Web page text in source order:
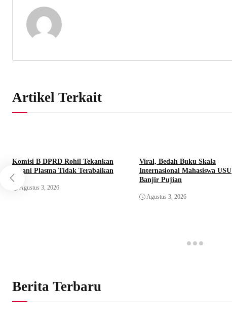
Artikel Terkait
Komisi B DPRD Rohil Tekankan
Petani Plasma Tidak Terabaikan
Agustus 3, 2026
Viral, Bedah Buku Skala
Internasional Mahasiswa USU
Banjir Pujian
Agustus 3, 2026
Berita Terbaru